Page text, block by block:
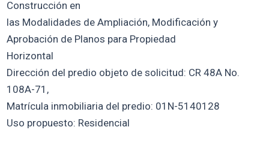
Construcción en
las Modalidades de Ampliación, Modificación y
Aprobación de Planos para Propiedad
Horizontal
Dirección del predio objeto de solicitud: CR 48A No.
108A-71,
Matrícula inmobiliaria del predio: 01N-5140128
Uso propuesto: Residencial